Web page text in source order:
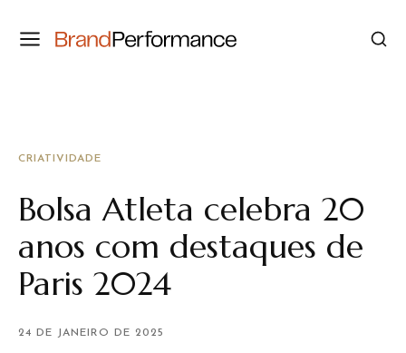
CRIATIVIDADE
Bolsa Atleta celebra 20
anos com destaques de
Paris 2024
24 DE JANEIRO DE 2025